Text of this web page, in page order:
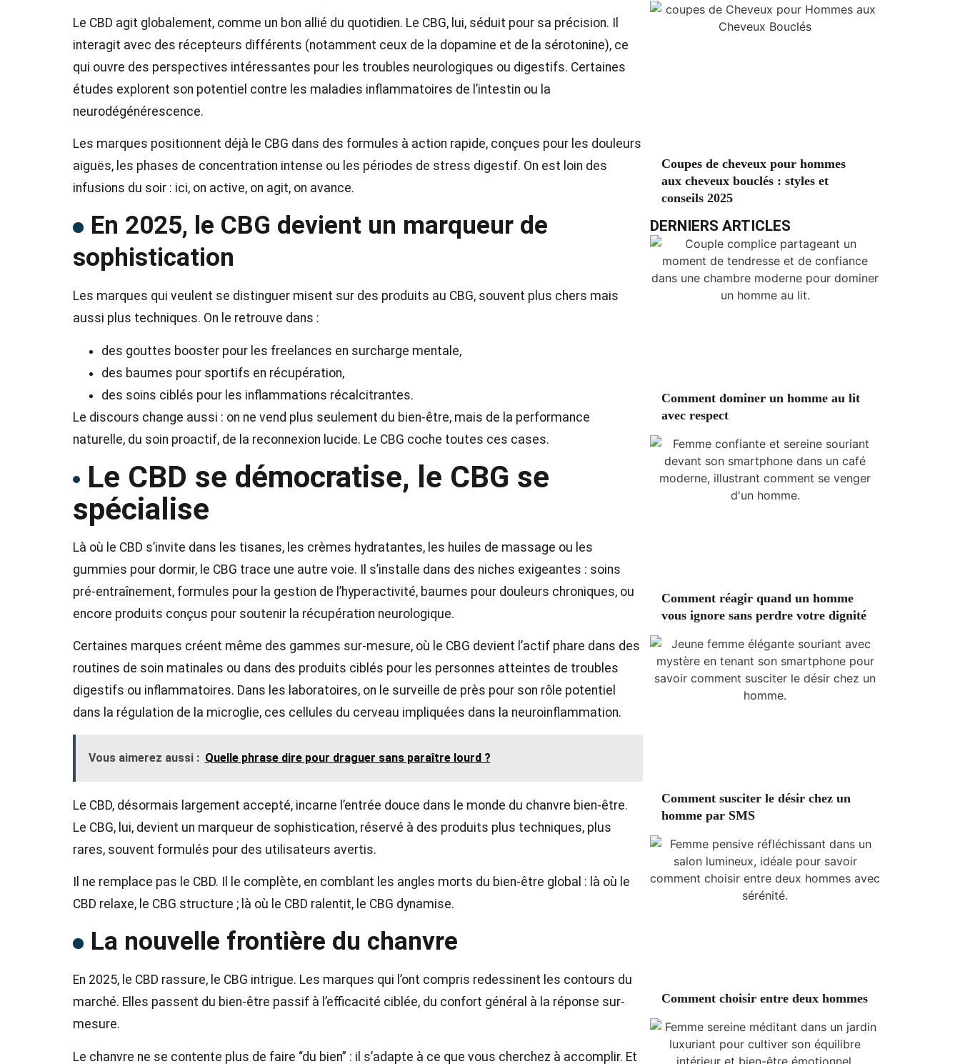
Le CBD agit globalement, comme un bon allié du quotidien. Le CBG, lui, séduit pour sa précision. Il
interagit avec des récepteurs différents (notamment ceux de la dopamine et de la sérotonine), ce
qui ouvre des perspectives intéressantes pour les troubles neurologiques ou digestifs. Certaines
études explorent son potentiel contre les maladies inflammatoires de l’intestin ou la
neurodégénérescence.
Les marques positionnent déjà le CBG dans des formules à action rapide, conçues pour les douleurs
aiguës, les phases de concentration intense ou les périodes de stress digestif. On est loin des
infusions du soir : ici, on active, on agit, on avance.
En 2025, le CBG devient un marqueur de
sophistication
Les marques qui veulent se distinguer misent sur des produits au CBG, souvent plus chers mais
aussi plus techniques. On le retrouve dans :
des gouttes booster pour les freelances en surcharge mentale,
des baumes pour sportifs en récupération,
des soins ciblés pour les inflammations récalcitrantes.
Le discours change aussi : on ne vend plus seulement du bien-être, mais de la performance
naturelle, du soin proactif, de la reconnexion lucide. Le CBG coche toutes ces cases.
Le CBD se démocratise, le CBG se
spécialise
Là où le CBD s’invite dans les tisanes, les crèmes hydratantes, les huiles de massage ou les
gummies pour dormir, le CBG trace une autre voie. Il s’installe dans des niches exigeantes : soins
pré-entraînement, formules pour la gestion de l’hyperactivité, baumes pour douleurs chroniques, ou
encore produits conçus pour soutenir la récupération neurologique.
Certaines marques créent même des gammes sur-mesure, où le CBG devient l’actif phare dans des
routines de soin matinales ou dans des produits ciblés pour les personnes atteintes de troubles
digestifs ou inflammatoires. Dans les laboratoires, on le surveille de près pour son rôle potentiel
dans la régulation de la microglie, ces cellules du cerveau impliquées dans la neuroinflammation.
Vous aimerez aussi : Quelle phrase dire pour draguer sans paraître lourd ?
Le CBD, désormais largement accepté, incarne l’entrée douce dans le monde du chanvre bien-être.
Le CBG, lui, devient un marqueur de sophistication, réservé à des produits plus techniques, plus
rares, souvent formulés pour des utilisateurs avertis.
Il ne remplace pas le CBD. Il le complète, en comblant les angles morts du bien-être global : là où le
CBD relaxe, le CBG structure ; là où le CBD ralentit, le CBG dynamise.
La nouvelle frontière du chanvre
En 2025, le CBD rassure, le CBG intrigue. Les marques qui l’ont compris redessinent les contours du
marché. Elles passent du bien-être passif à l’efficacité ciblée, du confort général à la réponse sur-
mesure.
Le chanvre ne se contente plus de faire “du bien” : il s’adapte à ce que vous cherchez à accomplir. Et
Coupes de cheveux pour hommes
aux cheveux bouclés : styles et
conseils 2025
DERNIERS ARTICLES
Comment dominer un homme au lit
avec respect
Comment réagir quand un homme
vous ignore sans perdre votre dignité
Comment susciter le désir chez un
homme par SMS
Comment choisir entre deux hommes